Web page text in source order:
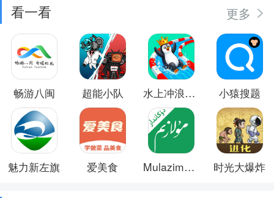
看一看 更多
畅游八闽 超能小队 水上冲浪竞速 小猿搜题
魅力新左旗 爱美食 Mulazim商家 时光大爆炸